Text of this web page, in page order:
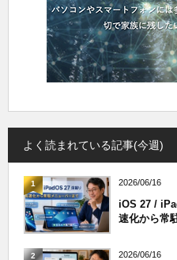
よく読まれている記事(今週)
1 2026/06/16
iOS 27 /
速化から常
2 2026/06/16